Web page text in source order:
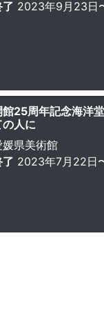
了 2023年9月23日
館25周年記念海洋
の人に
媛県美術館
了 2023年7月22日